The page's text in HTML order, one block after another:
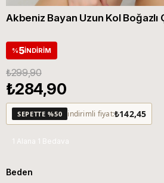
Akbeniz Bayan Uzun Kol Boğazlı
%5İNDIRIM
₺299,90
₺284,90
SEPETTE %50 indirimli fiyat:₺142,45
1 Alana 1 Bedava
Beden